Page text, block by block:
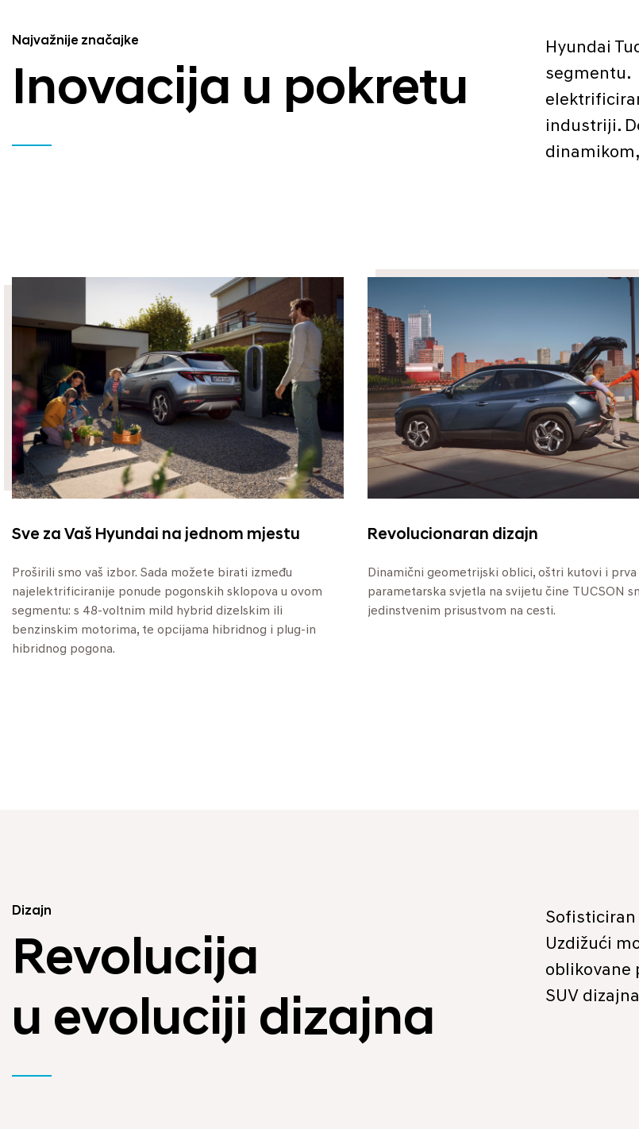
Najvažnije značajke
Inovacija u pokretu
Hyundai
segmentu.
industriji.
Sve za Vaš Hyundai na jednom mjestu
Proširili smo vaš izbor. Sada možete birati između
najelektrificiranije ponude pogonskih sklopova u ovom
segmentu: s 48-voltnim mild hybrid dizelskim ili
benzinskim motorima, te opcijama hibridnog i plug-in
hibridnog pogona.
Revolucionaran dizajn
Dinamični geometrijski oblici, oštri kutovi i prva
parametarska svjetla na svijetu čine TUCSON
jedinstvenim prisustvom na cesti.
Dizajn
Revolucija
u evoluciji dizajna
Sofisticiran
Uzdižući
oblikovane
SUV